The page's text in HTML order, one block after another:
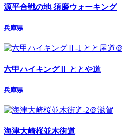
源平合戦の地 須磨ウォーキング
兵庫県
六甲ハイキングⅡ ととや道
兵庫県
海津大崎桜並木街道